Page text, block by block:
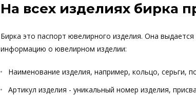
На всех изделиях бирка
Бирка это паспорт ювелирного изделия. Она
информацию о ювелирном изделии:
Наименование изделия, например, кольцо, серьги,
Артикул изделия - уникальный номер изделия,